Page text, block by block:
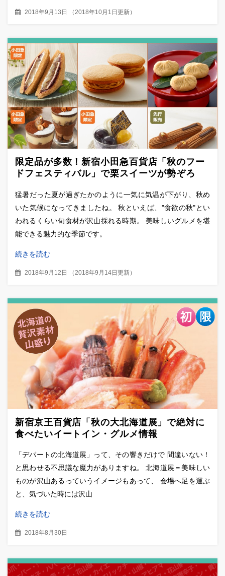
2018年9月13日 （2018年10月1日更新）
限定品が多数！新宿小田急百貨店「秋のフー
ドフェスティバル」で栗スイーツが勢ぞろ
猛暑だった夏が過ぎたかのように一気に気温が下がり、秋め
いた気候になってきましたね。 秋といえば、"食欲の秋"とい
われるくらい旬食材が沢山採れる時期。 美味しいグルメを堪
能できる魅力的な季節です。
続きを読む
2018年9月12日 （ 2018年9月14日更新）
新宿京王百貨店「秋の大北海道展」で絶対に
食べたいイートイン・グルメ情報
「デパートの北海道展」って、その響きだけで 間違いない！
と思わせる不思議な魔力がありますね。 北海道展＝美味しい
ものが沢山あるっていうイメージもあって、 会場へ足を運ぶ
と、気づいた時には沢山
続きを読む
2018年8月30日